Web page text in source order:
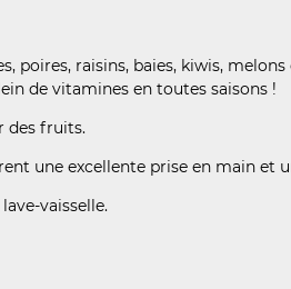
poires, raisins, baies, kiwis,
de vitamines en toutes saisons !
des fruits.
une excellente prise en main et
vaisselle.